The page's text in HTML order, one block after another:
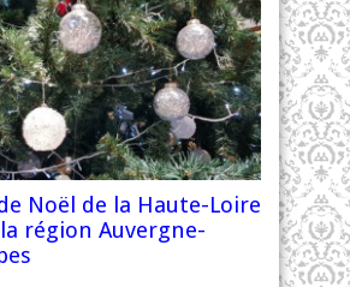
Noël de la Haute-Loire
région Auvergne-